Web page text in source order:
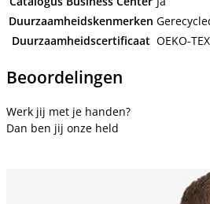
Duurzaamheidskenmerken
Duurzaamheidscertificaat OEKO-
Beoordelingen
Werk jij met je handen?
Dan ben jij onze held